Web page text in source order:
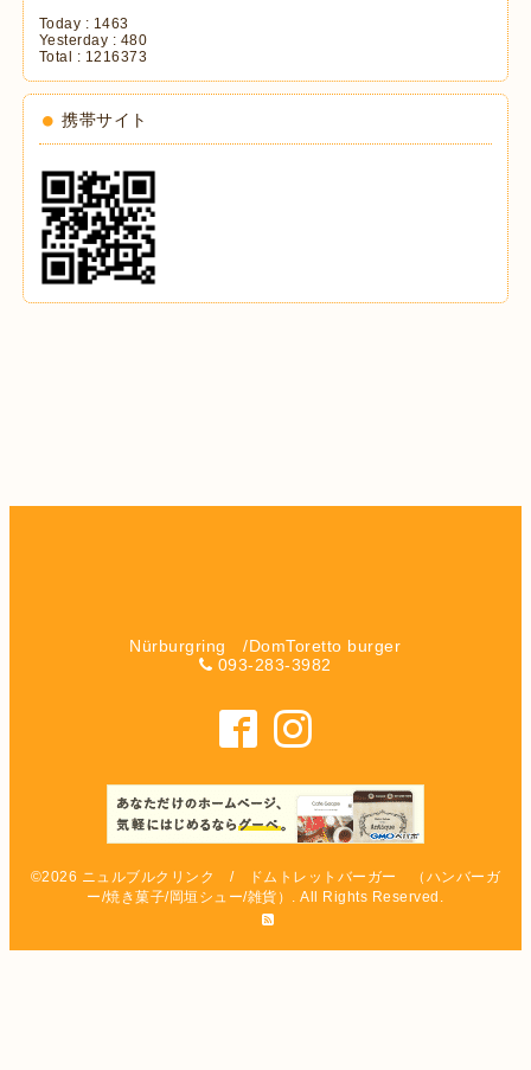
Today : 1463
Yesterday : 480
Total : 1216373
携帯サイト
Nürburgring /DomToretto burger
093-283-3982
©2026 ニュルブルクリンク / ドムトレットバーガー （ハンバーガ
ー/焼き菓子/岡垣シュー/雑貨） . All Rights Reserved.